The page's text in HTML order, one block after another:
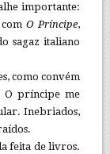
importante:
O Príncipe,
sagaz italiano
como convém
O príncipe me
Inebriados,
feita de livros.